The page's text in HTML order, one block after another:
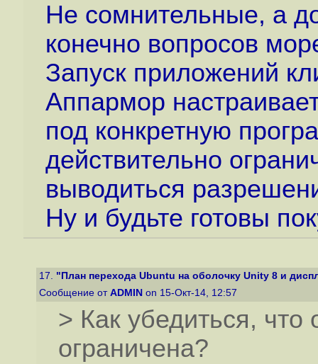
Не сомнительные, а
конечно вопросов
Запуск приложений
Аппармор
под конкретную
действительно
выводиться
Ну и будьте готовы
17. "План перехода Ubuntu на оболочку Unity 8 и
Сообщение от ADMIN on 15-Окт-14, 12:57
> Как убедиться, что
ограничена?